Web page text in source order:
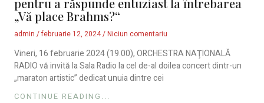
pentru a răspunde entuziast la întrebarea
„Vă place Brahms?“
admin februarie 12, 2024 Niciun comentariu
Vineri, 16 februarie 2024 (19.00), ORCHESTRA NAŢIONALĂ
RADIO vă invită la Sala Radio la cel de-al doilea concert dintr-un
„maraton artistic” dedicat unuia dintre cei
CONTINUE READING...